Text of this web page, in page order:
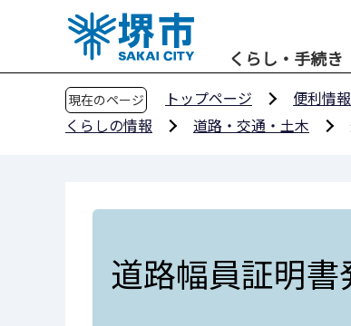
くらし・手続き
現在のページ トップページ 便利情報
くらしの情報
道路・交通・土木
道路幅員証明